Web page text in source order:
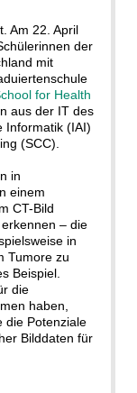
Am 22. April
der
mit
for Health
aus der IT des
Informatik (IAI)
(SCC).
in
einem
CT-Bild
– die
in
Tumore zu
Beispiel.
die
haben,
die Potenziale
Bilddaten für